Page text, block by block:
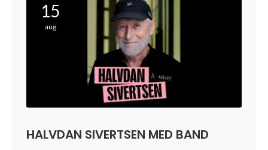
15
aug
HALVDAN SIVERTSEN MED BAND